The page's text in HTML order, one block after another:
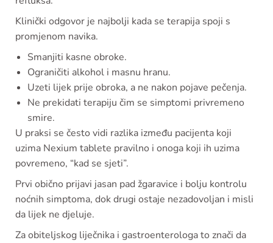
Klinički odgovor je najbolji kada se terapija spoji s
promjenom navika.
Smanjiti kasne obroke.
Ograničiti alkohol i masnu hranu.
Uzeti lijek prije obroka, a ne nakon pojave pečenja.
Ne prekidati terapiju čim se simptomi privremeno
smire.
U praksi se često vidi razlika između pacijenta koji
uzima Nexium tablete pravilno i onoga koji ih uzima
povremeno, “kad se sjeti”.
Prvi obično prijavi jasan pad žgaravice i bolju kontrolu
noćnih simptoma, dok drugi ostaje nezadovoljan i misli
da lijek ne djeluje.
Za obiteljskog liječnika i gastroenterologa to znači da